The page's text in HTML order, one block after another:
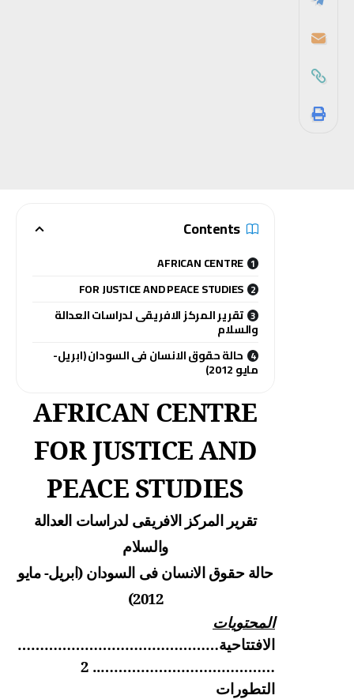
Contents
AFRICAN CENTRE
FOR JUSTICE AND PEACE STUDIES
تقرير المركز الافريقى لدراسات العدالة
والسلام
حالة حقوق الانسان فى السودان (ابريل-
مايو 2012)
AFRICAN CENTRE
FOR JUSTICE AND
PEACE STUDIES
تقرير المركز الافريقى لدراسات العدالة
والسلام
حالة حقوق الانسان فى السودان (ابريل- مايو
2012)
المحتويات
الافتتاحية………………………………………
………………………………….. 2
التطورات